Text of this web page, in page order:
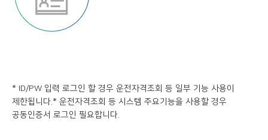
* ID/PW 입력 로그인 할 경우 운전자격조회 등 일부 기능 사용이
제한됩니다. * 운전자격조회 등 시스템 주요기능을 사용할 경우
공동인증서 로그인 필요합니다.